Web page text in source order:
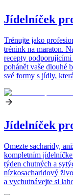
Jídelníček
Trénujte jako
trénink na maraton.
recepty
pohánět vaše dlouhé
své formy s jídly,
Jídelníček
Omezte sacharidy,
kompletním
týden chutných a
nízkosacharidový
a vychutnávejte si